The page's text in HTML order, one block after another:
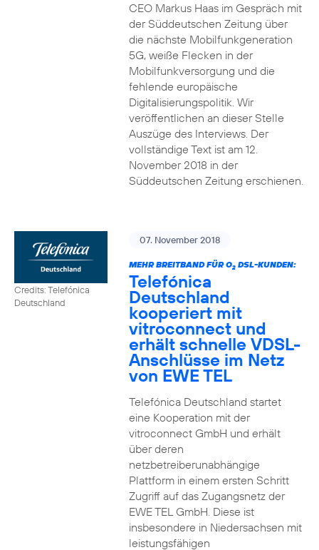
CEO Markus Haas im Gespräch mit
der Süddeutschen Zeitung über
die nächste Mobilfunkgeneration
5G, weiße Flecken in der
Mobilfunkversorgung und die
fehlende europäische
Digitalisierungspolitik. Wir
veröffentlichen an dieser Stelle
Auszüge des Interviews. Der
vollständige Text ist am 12.
November 2018 in der
Süddeutschen Zeitung erschienen.
Credits: Telefónica
Deutschland
07. November 2018
MEHR BREITBAND FÜR O2DSL-KUNDEN:
Telefónica
Deutschland
kooperiert mit
vitroconnect und
erhält schnelle VDSL-
Anschlüsse im Netz
von EWE TEL
Telefónica Deutschland startet
eine Kooperation mit der
vitroconnect GmbH und erhält
über deren
netzbetreiberunabhängige
Plattform in einem ersten Schritt
Zugriff auf das Zugangsnetz der
EWE TEL GmbH. Diese ist
insbesondere in Niedersachsen mit
leistungsfähigen